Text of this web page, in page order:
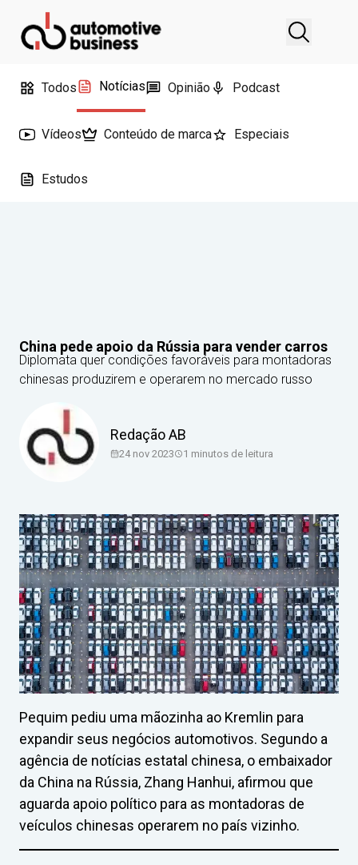
Todos Notícias Opinião Podcast
Vídeos Conteúdo de marca Especiais
Estudos
China pede apoio da Rússia para vender carros
Diplomata quer condições favoráveis para montadoras
chinesas produzirem e operarem no mercado russo
Redação AB
24 nov 2023 1 minutos de leitura
Pequim pediu uma mãozinha ao Kremlin para
expandir seus negócios automotivos. Segundo a
agência de notícias estatal chinesa, o embaixador
da China na Rússia, Zhang Hanhui, afirmou que
aguarda apoio político para as montadoras de
veículos chinesas operarem no país vizinho.